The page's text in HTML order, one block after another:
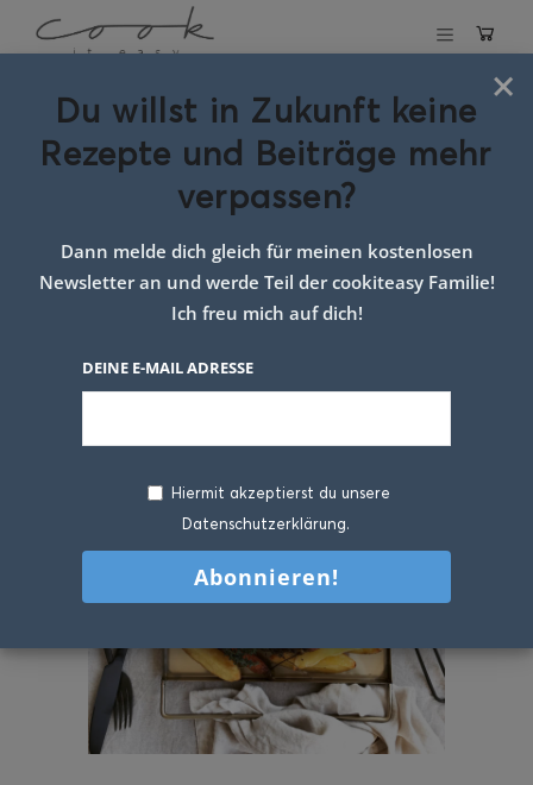
Zitronen Thymian Huhn
mit Ofenkartoffeln und
Zimtkarotten
12. DEZEMBER 2018
×
Du willst in Zukunft keine
Rezepte und Beiträge mehr
verpassen?
Dann melde dich gleich für meinen kostenlosen
Newsletter an und werde Teil der cookiteasy Familie!
Ich freu mich auf dich!
DEINE E-MAIL ADRESSE
Hiermit akzeptierst du unsere
Datenschutzerklärung.